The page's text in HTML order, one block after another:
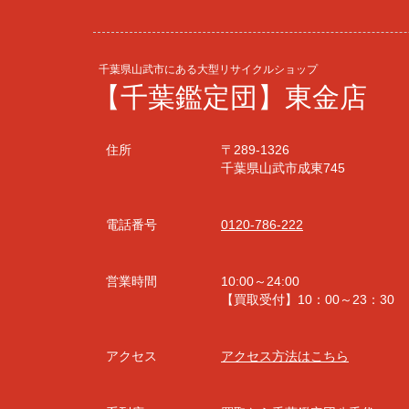
千葉県山武市にある大型リサイクルショップ
【千葉鑑定団】東金店
住所
〒289-1326
千葉県山武市成東745
電話番号 0120-786-222
営業時間
10:00～24:00
【買取受付】10：00～23：30
アクセス アクセス方法はこちら